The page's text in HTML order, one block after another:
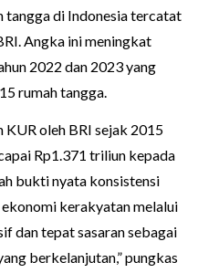
tangga di Indonesia tercatat
Angka ini meningkat
2022 dan 2023 yang
rumah tangga.
oleh BRI sejak 2015
Rp1.371 triliun kepada
bukti nyata konsistensi
kerakyatan melalui
dan tepat sasaran sebagai
berkelanjutan,” pungkas